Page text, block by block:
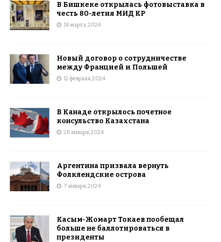
В Бишкеке открылась фотовыставка в
честь 80-летия МИД КР
18 марта, 2024
Новый договор о сотрудничестве
между Францией и Польшей
12 февраля, 2024
В Канаде открылось почeтное
консульство Казахстана
28 января, 2024
Аргентина призвала вернуть
Фолклендские острова
7 января, 2024
Касым-Жомарт Токаев пообещал
больше не баллотироваться в
президенты